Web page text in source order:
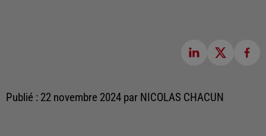
Publié : 22 novembre 2024 par NICOLAS CHACUN